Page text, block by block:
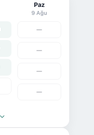
Paz
9 Ağu
—
—
—
—